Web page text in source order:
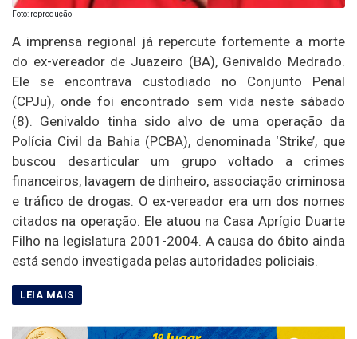
Foto: reprodução
A imprensa regional já repercute fortemente a morte
do ex-vereador de Juazeiro (BA), Genivaldo Medrado.
Ele se encontrava custodiado no Conjunto Penal
(CPJu), onde foi encontrado sem vida neste sábado
(8). Genivaldo tinha sido alvo de uma operação da
Polícia Civil da Bahia (PCBA), denominada ‘Strike’, que
buscou desarticular um grupo voltado a crimes
financeiros, lavagem de dinheiro, associação criminosa
e tráfico de drogas. O ex-vereador era um dos nomes
citados na operação. Ele atuou na Casa Aprígio Duarte
Filho na legislatura 2001-2004. A causa do óbito ainda
está sendo investigada pelas autoridades policiais.